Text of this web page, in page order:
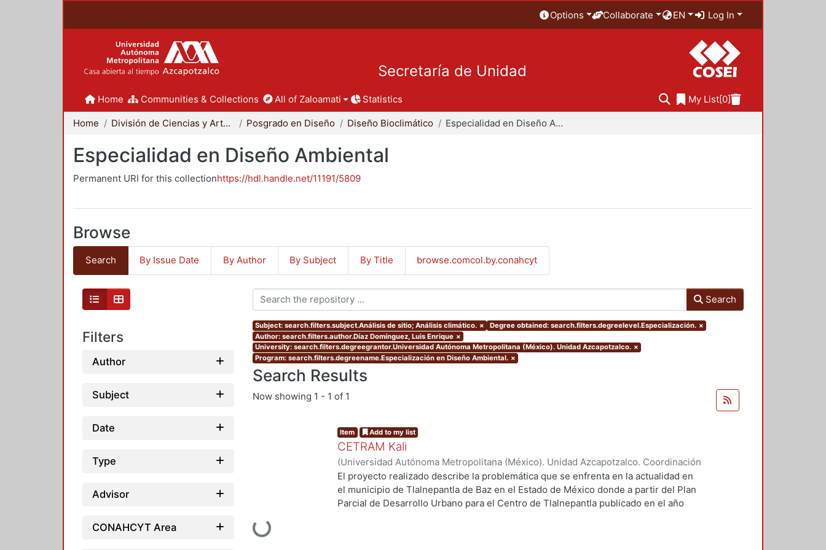
Options Collaborate EN Log In
Secretaría de Unidad
Home Communities & Collections All of Zaloamati Statistics My List[0]
Home División de Ciencias y Artes para el Diseño Posgrado en Diseño Diseño Bioclimático Especialidad en Diseño Ambiental
Especialidad en Diseño Ambiental
Permanent URI for this collectionhttps://hdl.handle.net/11191/5809
Browse
Search By Issue Date By Author By Subject By Title browse.comcol.by.conahcyt
Filters
Author
Subject
Date
Type
Advisor
CONAHCYT Area
Search
Subject: search.filters.subject.Análisis de sitio; Análisis climático. × Degree obtained: search.filters.degreelevel.Especialización. ×
Author: search.filters.author.Díaz Domínguez, Luis Enrique ×
University: search.filters.degreegrantor.Universidad Autónoma Metropolitana (México). Unidad Azcapotzalco. ×
Program: search.filters.degreename.Especialización en Diseño Ambiental. ×
Search Results
Now showing 1 - 1 of 1
Loading...
Item Add to my list
CETRAM Kali
(Universidad Autónoma Metropolitana (México). Unidad Azcapotzalco. Coordinación
de Servicios de Información.,2018-09)Borjes Flores, Enya Kassandra;Díaz
Domínguez, Luis Enrique
El proyecto realizado describe la problemática que se enfrenta en la actualidad en
el municipio de Tlalnepantla de Baz en el Estado de México donde a partir del Plan
Parcial de Desarrollo Urbano para el Centro de Tlalnepantla publicado en el año